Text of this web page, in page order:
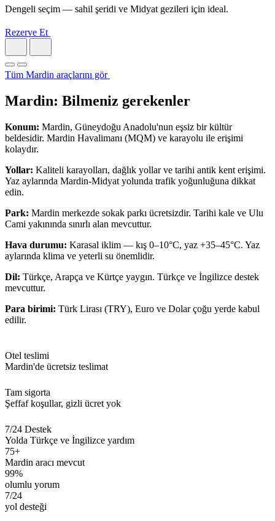
Dengeli seçim — sahil şeridi ve Midyat gezileri için ideal.
Rezerve Et
Tüm Mardin araçlarını gör
Mardin: Bilmeniz gerekenler
Konum: Mardin, Güneydoğu Anadolu'nun eşsiz bir kültür
beldesidir. Mardin Havalimanı (MQM) ve karayolu ile erişimi
kolaydır.
Yollar: Kaliteli karayolları, dağlık yollar ve tarihi antik kent erişimi.
Yaz aylarında Mardin-Midyat yolunda trafik yoğunluğuna dikkat
edin.
Park: Mardin merkezde sokak parkı ücretsizdir. Tarihi kale ve Ulu
Cami yakınında sınırlı alan mevcuttur.
Hava durumu: Karasal iklim — kış 0–10°C, yaz +35–45°C. Yaz
aylarında klima ve yeterli su önemlidir.
Dil: Türkçe, Arapça ve Kürtçe yaygın. Türkçe ve İngilizce destek
mevcuttur.
Para birimi: Türk Lirası (TRY), Euro ve Dolar çoğu yerde kabul
edilir.
Otel teslimi
Mardin'de ücretsiz teslimat
Tam sigorta
Şeffaf koşullar, gizli ücret yok
7/24 Destek
Yolda Türkçe ve İngilizce yardım
75+
Mardin aracı mevcut
99%
olumlu yorum
7/24
yol desteği